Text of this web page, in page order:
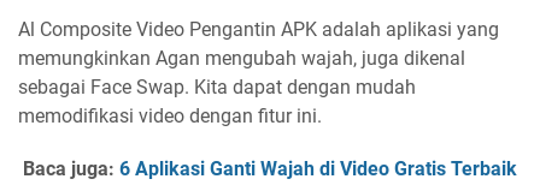
Al Composite Video Pengantin APK adalah aplikasi yang
memungkinkan Agan mengubah wajah, juga dikenal
sebagai Face Swap. Kita dapat dengan mudah
memodifikasi video dengan fitur ini.
Baca juga: 6 Aplikasi Ganti Wajah di Video Gratis Terbaik